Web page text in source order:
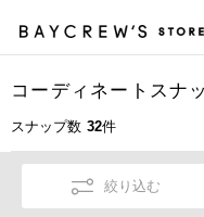
コーディネートスナ
スナップ数 32件
絞り込む